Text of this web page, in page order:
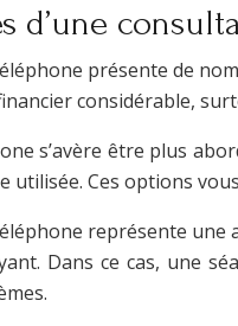
d’une
présente de
considérable,
s’avère être plus
utilisée. Ces options
représente une
Dans ce cas, une